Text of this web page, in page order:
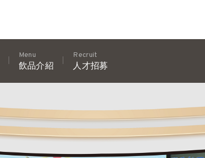
Menu
飲品介紹
Recruit
人才招募